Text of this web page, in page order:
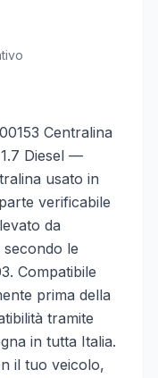
Centralina
Diesel —
usato in
verificabile
da
le
Compatibile
prima della
tramite
in tutta Italia.
il tuo veicolo,